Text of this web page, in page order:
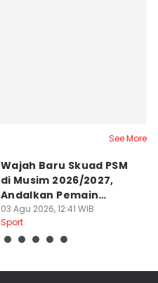
See More
Wajah Baru Skuad PSM
di Musim 2026/2027,
Andalkan Pemain
Balkan
03 Agu 2026, 12:41 WIB
Sport